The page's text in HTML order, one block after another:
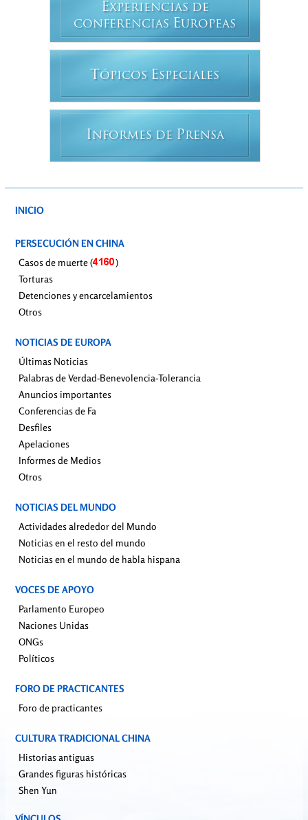
EXPERIENCIAS DE
CONFERENCIAS EUROPEAS
T ÓPICOS ESPECIALES
INFORMES DE PRENSA
INICIO
PERSECUCIÓN EN CHINA
Casos de muerte (
)
Torturas
Detenciones y encarcelamientos
Otros
NOTICIAS DE EUROPA
Últimas Noticias
Palabras de Verdad-Benevolencia-Tolerancia
Anuncios importantes
Conferencias de Fa
Desfiles
Apelaciones
Informes de Medios
Otros
NOTICIAS DEL MUNDO
Actividades alrededor del Mundo
Noticias en el resto del mundo
Noticias en el mundo de habla hispana
VOCES DE APOYO
Parlamento Europeo
Naciones Unidas
ONGs
Políticos
FORO DE PRACTICANTES
Foro de practicantes
CULTURA TRADICIONAL CHINA
Historias antiguas
Grandes figuras históricas
Shen Yun